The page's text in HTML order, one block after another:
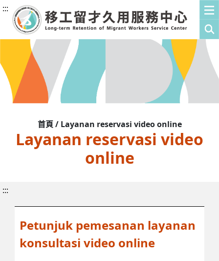
:::
首頁 / Layanan reservasi video online
Layanan reservasi video
online
:::
Petunjuk pemesanan layanan
konsultasi video online